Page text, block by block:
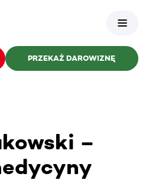
PRZEKAŻ DAROWIZNĘ
–